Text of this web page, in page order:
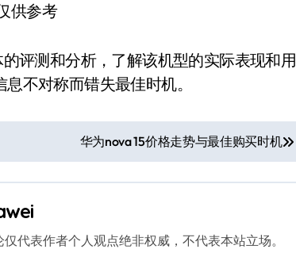
供参考
评测和分析，了解该机型的实际表现和用
不对称而错失最佳时机。
华为nova 15价格走势与最佳购买时机
代表作者个人观点绝非权威，不代表本站立场。